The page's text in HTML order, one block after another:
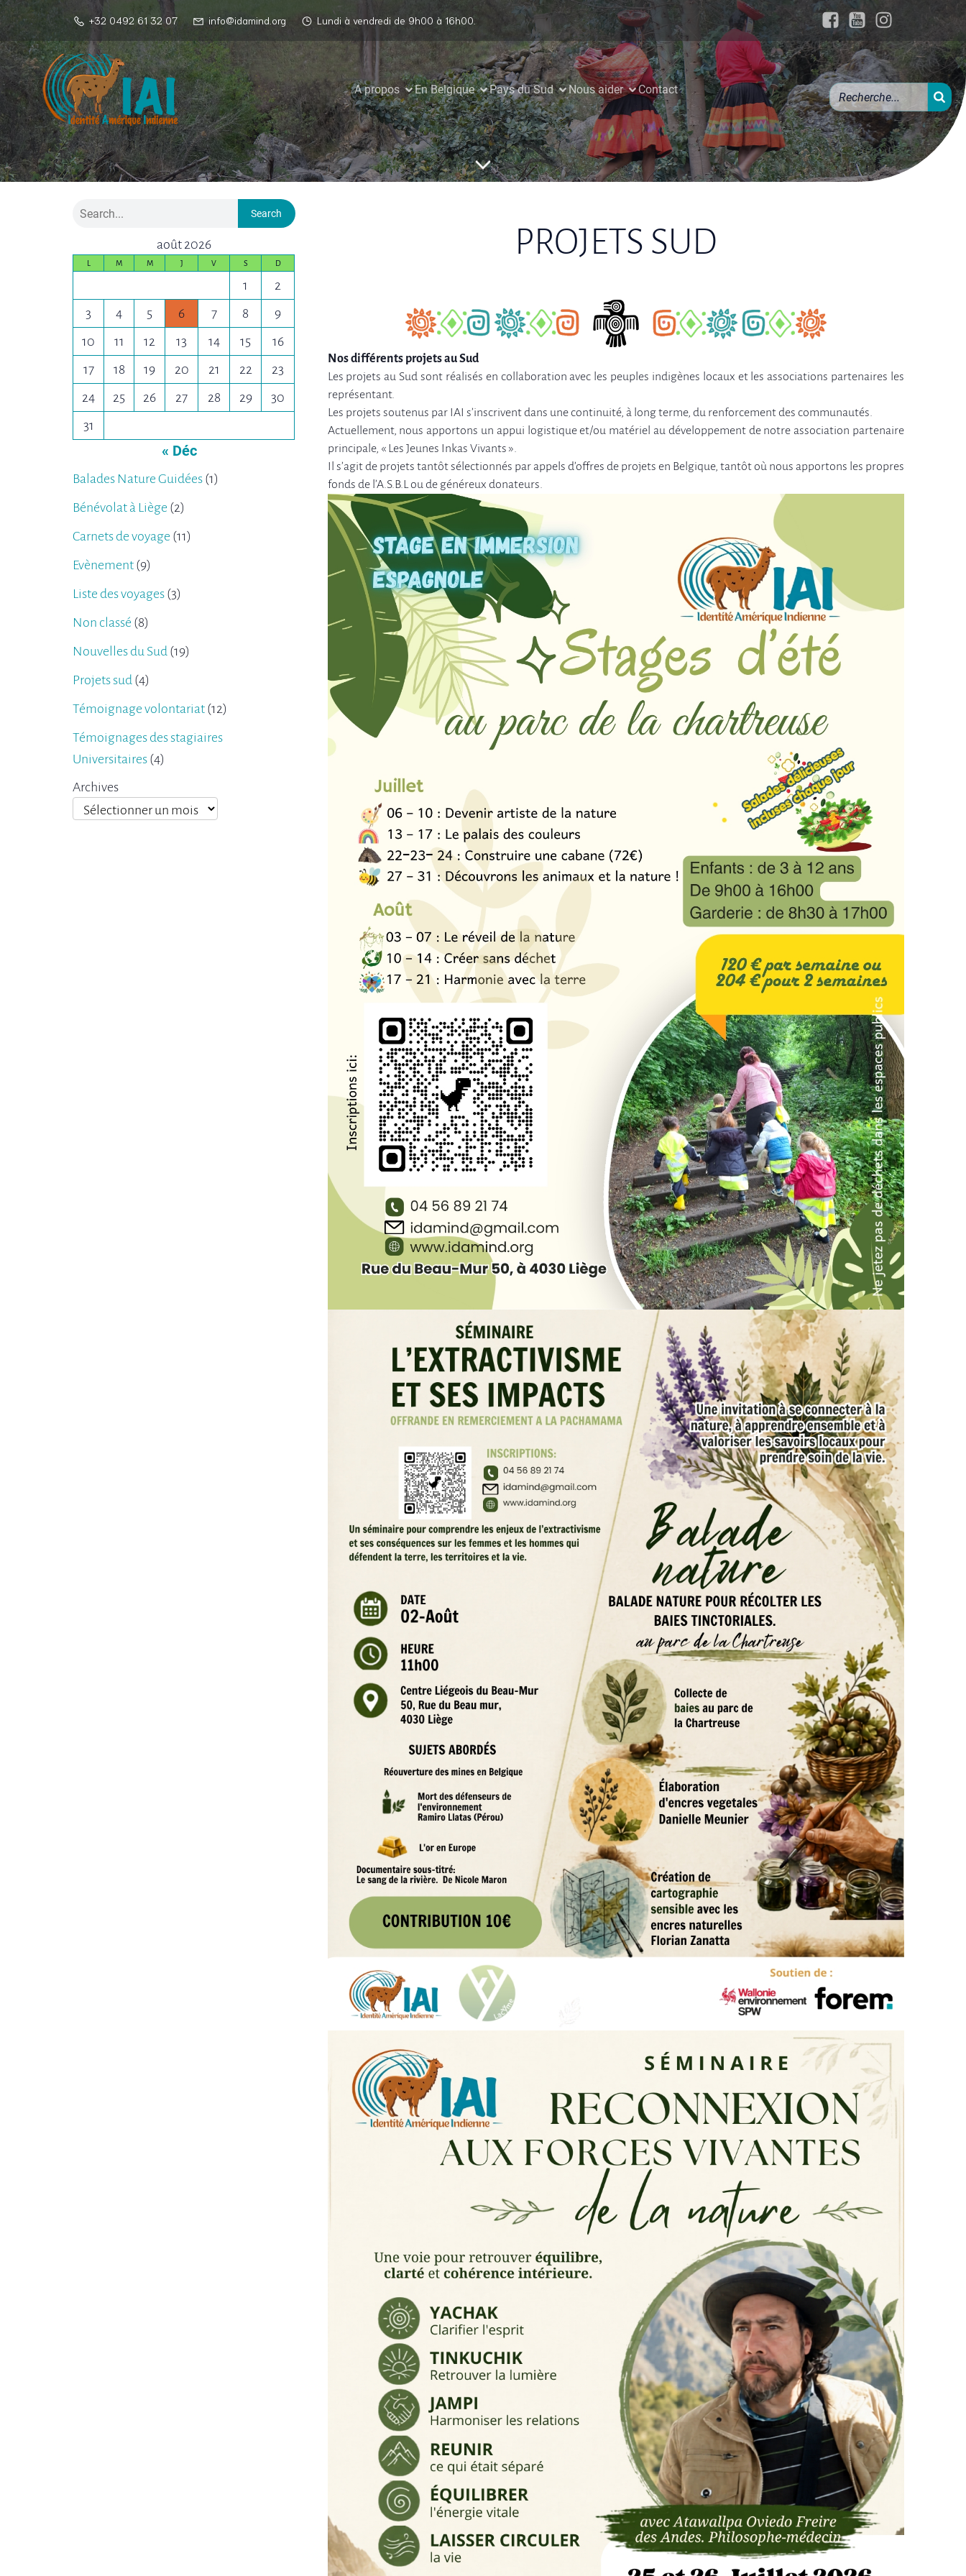
+32 0492 61 32 07 info@idamind.org Lundi à vendredi de 9h00 à 16h00.
A propos En Belgique Pays du Sud Nous aider Contact
Search
août 2026
L M M J V S D
1
2
3
4 5 6 7 8
9
10
11 12 13 14 15
16
17
18 19 20 21 22
23
24
25 26 27 28 29
30
31
« Déc
Balades Nature Guidées (1)
Bénévolat à Liège (2)
Carnets de voyage (11)
Evènement (9)
Liste des voyages (3)
Non classé (8)
Nouvelles du Sud (19)
Projets sud (4)
Témoignage volontariat (12)
Témoignages des stagiaires
Universitaires (4)
Archives
PROJETS SUD
Nos différents projets au Sud
Les projets au Sud sont réalisés en collaboration avec les peuples indigènes locaux et les associations partenaires les
représentant.
Les projets soutenus par IAI s’inscrivent dans une continuité, à long terme, du renforcement des communautés.
Actuellement, nous apportons un appui logistique et/ou matériel au développement de notre association partenaire
principale, « Les Jeunes Inkas Vivants ».
Il s’agit de projets tantôt sélectionnés par appels d’offres de projets en Belgique, tantôt où nous apportons les propres
fonds de l’A.S.B.L ou de généreux donateurs.